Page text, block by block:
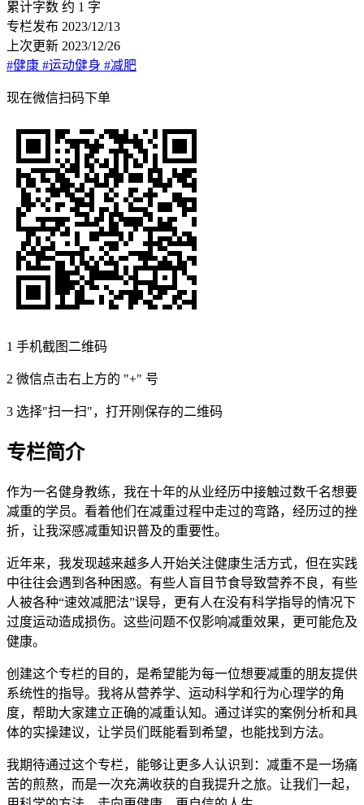
累计字数 约 1 字
专栏发布 2023/12/13
上次更新 2023/12/26
#健康 #运动健身 #减肥
现在微信扫码下单
1 手机截图二维码
2 微信点击右上方的 "+" 号
3 选择"扫一扫"，打开刚保存的二维码
专栏简介
作为一名健身教练，我在十年的从业经历中接触过数千名想要
减重的学员。看着他们在减重过程中走过的弯路，经历过的挫
折，让我深感减重知识普及的重要性。
近年来，我发现越来越多人开始关注健康生活方式，但在实践
中往往会遇到各种困惑。有些人盲目节食导致营养不良，有些
人被各种“速效减肥法”误导，更有人在没有科学指导的情况下
过度运动造成损伤。这些问题不仅影响减重效果，更可能危及
健康。
创建这个专栏的目的，是希望能为每一位想要减重的朋友提供
系统性的指导。我将从营养学、运动科学和行为心理学的角
度，帮助大家建立正确的减重认知。通过详实的案例分析和具
体的实操建议，让学员们既能看到希望，也能找到方法。
我期待通过这个专栏，能够让更多人认识到：减重不是一场痛
苦的煎熬，而是一次充满收获的自我提升之旅。让我们一起，